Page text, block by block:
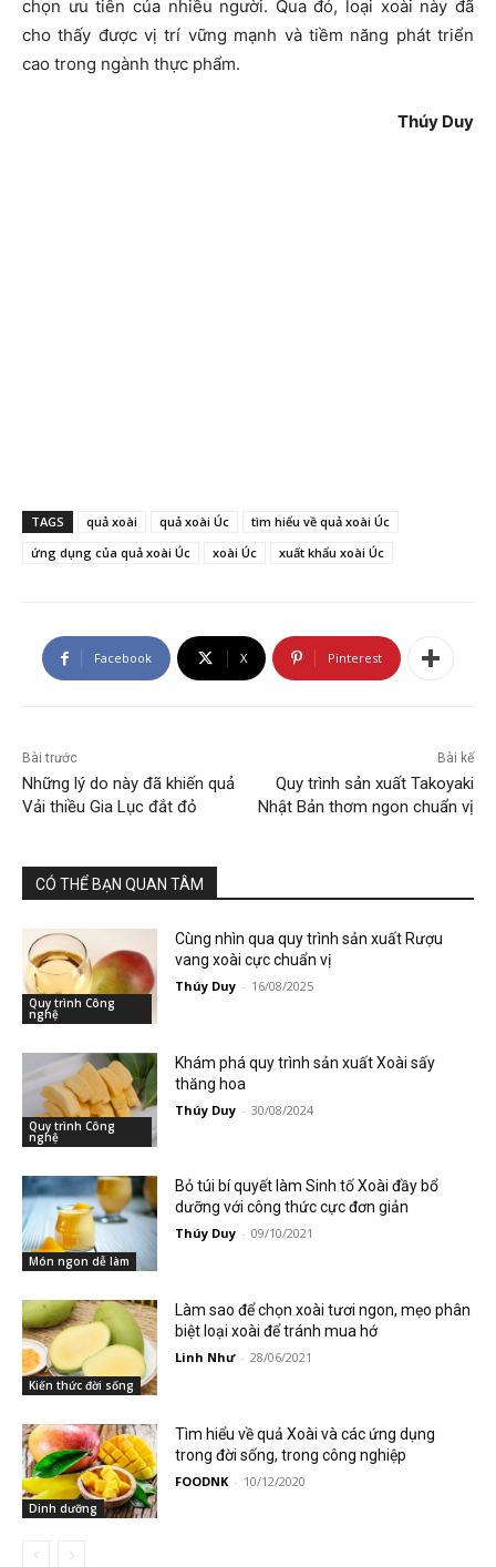
chọn ưu tiên của nhiều người. Qua đó, loại xoài này đã
cho thấy được vị trí vững mạnh và tiềm năng phát triển
cao trong ngành thực phẩm.
Thúy Duy
TAGS quả xoài quả xoài Úc
tìm hiểu về quả xoài Úc
ứng dụng của quả xoài Úc
xoài Úc xuất khẩu xoài Úc
Facebook X Pinterest
Bài trước
Những lý do này đã khiến quả
Vải thiều Gia Lục đắt đỏ
Bài kế
Quy trình sản xuất Takoyaki
Nhật Bản thơm ngon chuẩn vị
CÓ THỂ BẠN QUAN TÂM
Quy trình Công
nghệ
Cùng nhìn qua quy trình sản xuất Rượu
vang xoài cực chuẩn vị
Thúy Duy - 16/08/2025
Quy trình Công
nghệ
Khám phá quy trình sản xuất Xoài sấy
thăng hoa
Thúy Duy - 30/08/2024
Món ngon dễ làm
Bỏ túi bí quyết làm Sinh tố Xoài đầy bổ
dưỡng với công thức cực đơn giản
Thúy Duy - 09/10/2021
Kiến thức đời sống
Làm sao để chọn xoài tươi ngon, mẹo phân
biệt loại xoài để tránh mua hớ
Linh Như - 28/06/2021
Dinh dưỡng
Tìm hiểu về quả Xoài và các ứng dụng
trong đời sống, trong công nghiệp
FOODNK - 10/12/2020